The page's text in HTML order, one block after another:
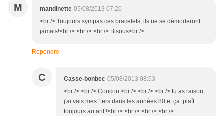
M mandinette 05/08/2013 07:20
<br /> Toujours sympas ces bracelets, ils ne se démoderont
jamais!<br /> <br /> <br /> Bisous<br />
Répondre
C Casse-bonbec 05/08/2013 08:53
<br /> <br /> Coucou,<br /> <br /> <br /> tu as raison,
j'ai vais mes 1ers dans les années 80 et ça plaît
toujours autant !<br /> <br /> <br /> <br />